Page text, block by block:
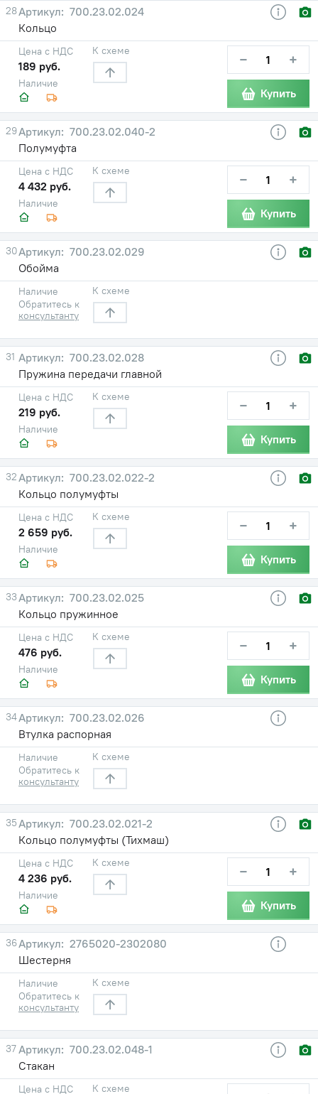
28
700.23.02.024
Кольцо
Наличие
Цена с НДС
189 руб.
К схеме − +
Купить
29
700.23.02.040-2
Полумуфта
Наличие
Цена с НДС
4 432 руб.
К схеме − +
Купить
30
700.23.02.029
Обойма
Наличие
Обратитесь к
консультанту
К схеме
31
700.23.02.028
Пружина передачи главной
Наличие
Цена с НДС
219 руб.
К схеме − +
Купить
32
700.23.02.022-2
Кольцо полумуфты
Наличие
Цена с НДС
2 659 руб.
К схеме − +
Купить
33
700.23.02.025
Кольцо пружинное
Наличие
Цена с НДС
476 руб.
К схеме − +
Купить
34
700.23.02.026
Втулка распорная
Наличие
Обратитесь к
консультанту
К схеме
35
700.23.02.021-2
Кольцо полумуфты (Тихмаш)
Наличие
Цена с НДС
4 236 руб.
К схеме − +
Купить
36
2765020-2302080
Шестерня
Наличие
Обратитесь к
консультанту
К схеме
37
700.23.02.048-1
Стакан
Цена с НДС К схеме